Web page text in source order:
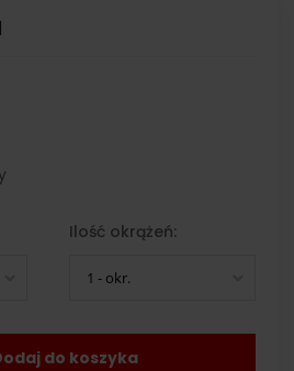
Ilość okrążeń:
1 - okr.
do koszyka